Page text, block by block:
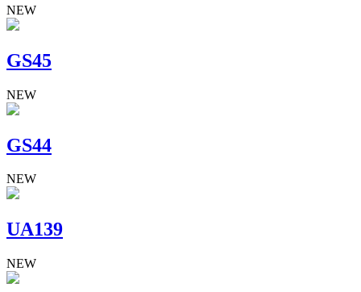
NEW
GS45
NEW
GS44
NEW
UA139
NEW